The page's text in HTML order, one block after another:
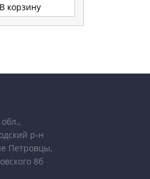
В корзину
р-н
Петровцы,
8б